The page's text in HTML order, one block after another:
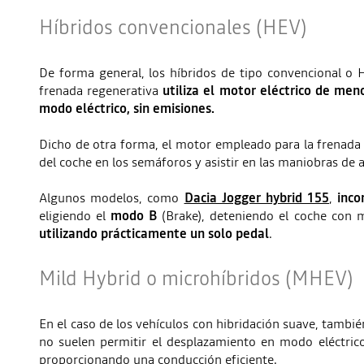
Híbridos convencionales (HEV)
De forma general, los híbridos de tipo convencional o
frenada regenerativa utiliza el motor eléctrico de
modo eléctrico, sin emisiones.
Dicho de otra forma, el motor empleado para la
del coche en los semáforos y asistir en las maniobras
Algunos modelos, como Dacia Jogger hybrid 155,
eligiendo el modo B (Brake), deteniendo el coche con
utilizando prácticamente un solo pedal.
Mild Hybrid o microhíbridos (MHEV)
En el caso de los vehículos con hibridación suave,
no suelen permitir el desplazamiento en modo
proporcionando una conducción eficiente.